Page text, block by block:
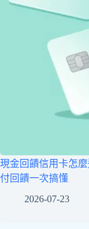
現金回饋信用卡怎
付回饋一次搞懂
2026-07-23